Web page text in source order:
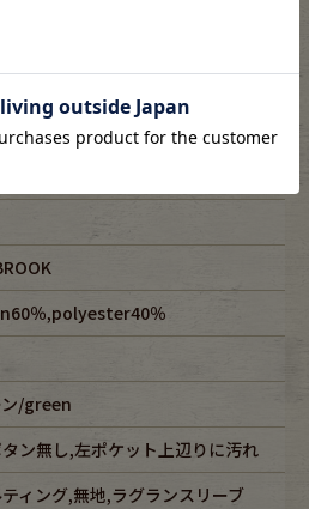
％,polyester40％
/green
ン無し,左ポケット上辺りに汚れ
ィング,無地,ラグランスリーブ